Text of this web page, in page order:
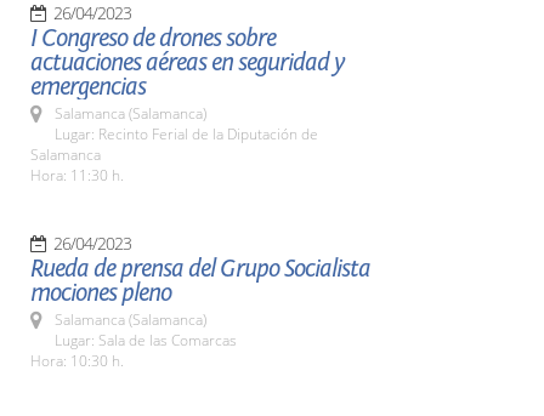
26/04/2023
I Congreso de drones sobre
actuaciones aéreas en seguridad y
emergencias
Salamanca (Salamanca)
Lugar: Recinto Ferial de la Diputación de
Salamanca
Hora: 11:30 h.
26/04/2023
Rueda de prensa del Grupo Socialista
mociones pleno
Salamanca (Salamanca)
Lugar: Sala de las Comarcas
Hora: 10:30 h.